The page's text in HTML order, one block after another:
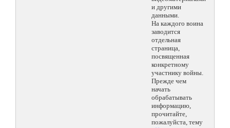
и другими
данными.
На каждого воина
заводится
отдельная
страница,
посвященная
конкретному
участнику войны.
Прежде чем
начать
обрабатывать
информацию,
прочитайте,
пожалуйста, тему